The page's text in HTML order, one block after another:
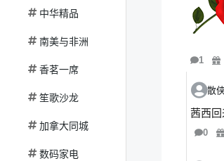
中华精品
南美与非洲
香茗一席
笙歌沙龙
加拿大同城
数码家电
1
散
茜西
0